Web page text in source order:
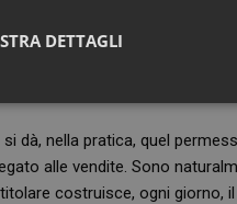
ma di un
residuale, qualcosa che si
con nessun corso di tecnica
dà, nella pratica, quel
alle vendite. Sono
costruisce, ogni giorno,
DETTAGLI
Necessari